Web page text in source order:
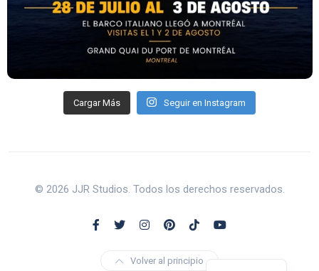
Cargar Más Seguir en Instagram
© 2026 JJR Studios. Todos los derechos reservados.
Volver al principio